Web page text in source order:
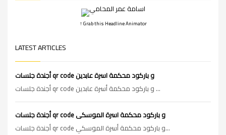
↑ Grab this Headline Animator
LATEST ARTICLES
أجندة جلسات qr code و باركود محكمة اسرة عابدين
أجندة جلسات qr code و باركود محكمة أسرة عابدين ...
أجندة جلسات qr code و باركود محكمة اسرة الموسكى
أجندة جلسات qr code و باركود محكمة أسرة الموسكي...